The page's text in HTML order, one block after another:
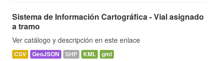
Sistema de Información Cartográfica - Vial asignado
a tramo
Ver catálogo y descripción en este enlace
CSV GeoJSON SHP KML gml